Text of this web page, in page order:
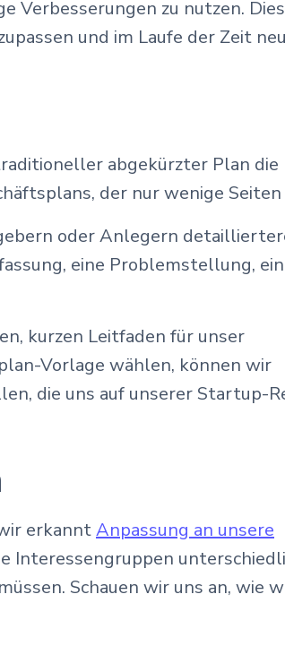
Verbesserungen zu nutzen.
und im Laufe der Zeit
abgekürzter Plan die
der nur wenige
oder Anlegern
eine Problemstellung,
kurzen Leitfaden für unser
Vorlage wählen, können wir
die uns auf unserer Startup-
erkanntAnpassung an unsere
Interessengruppen
Schauen wir uns an, wie